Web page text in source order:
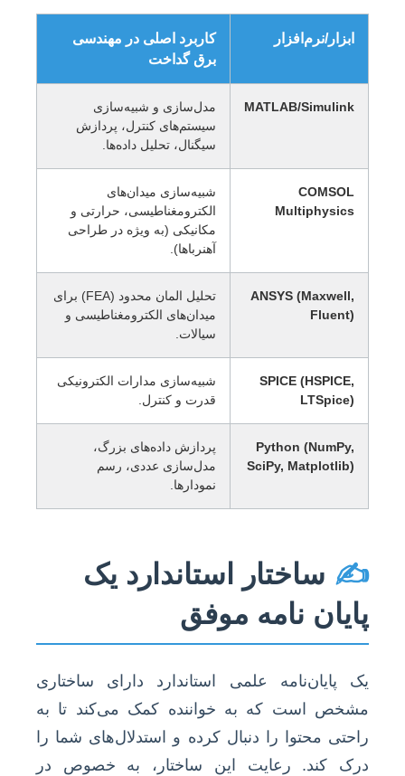
ابزار/نرم‌افزار
کاربرد اصلی در مهندسی
برق گداخت
MATLAB/Simulink
مدل‌سازی و شبیه‌سازی
سیستم‌های کنترل، پردازش
سیگنال، تحلیل داده‌ها.
COMSOL
Multiphysics
شبیه‌سازی میدان‌های
الکترومغناطیسی، حرارتی و
مکانیکی (به ویژه در طراحی
آهنرباها).
ANSYS (Maxwell,
Fluent)
تحلیل المان محدود (FEA) برای
میدان‌های الکترومغناطیسی و
سیالات.
SPICE (HSPICE,
LTSpice)
شبیه‌سازی مدارات الکترونیکی
قدرت و کنترل.
Python (NumPy,
SciPy, Matplotlib)
پردازش داده‌های بزرگ،
مدل‌سازی عددی، رسم
نمودارها.
✍️ ساختار استاندارد یک
پایان نامه موفق
یک پایان‌نامه علمی استاندارد دارای ساختاری
مشخص است که به خواننده کمک می‌کند تا به
راحتی محتوا را دنبال کرده و استدلال‌های شما را
درک کند. رعایت این ساختار، به خصوص در